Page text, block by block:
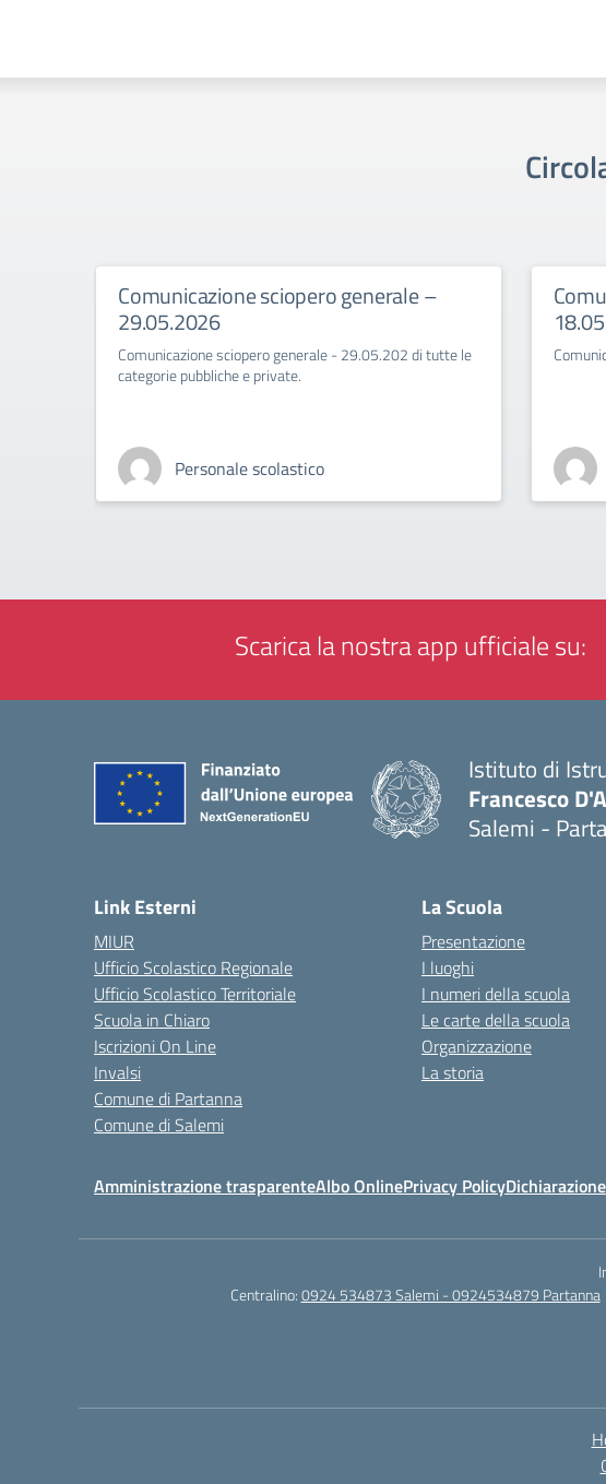
Comunicazione sciopero generale –
29.05.2026
Comunicazione sciopero generale - 29.05.202 di tutte le
categorie pubbliche e private.
Personale scolastico
Scarica la nostra app ufficiale su:
Istituto di
Francesco
Salemi -
Link Esterni
MIUR
Ufficio Scolastico Regionale
Ufficio Scolastico Territoriale
Scuola in Chiaro
Iscrizioni On Line
Invalsi
Comune di Partanna
Comune di Salemi
La Scuola
Presentazione
I luoghi
I numeri della scuola
Le carte della scuola
Organizzazione
La storia
Amministrazione trasparenteAlbo OnlinePrivacy Policy
Centralino:0924 534873 Salemi - 0924534879 Partanna